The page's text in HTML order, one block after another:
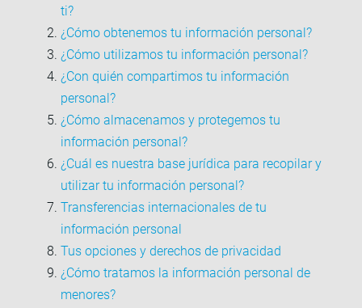
ti?
¿Cómo obtenemos tu información personal?
¿Cómo utilizamos tu información personal?
¿Con quién compartimos tu información
personal?
¿Cómo almacenamos y protegemos tu
información personal?
¿Cuál es nuestra base jurídica para recopilar y
utilizar tu información personal?
Transferencias internacionales de tu
información personal
Tus opciones y derechos de privacidad
¿Cómo tratamos la información personal de
menores?